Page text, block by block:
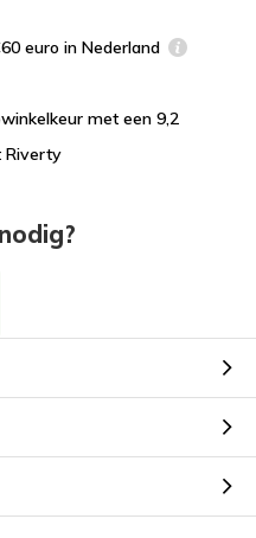
euro in Nederland
met een 9,2
Riverty